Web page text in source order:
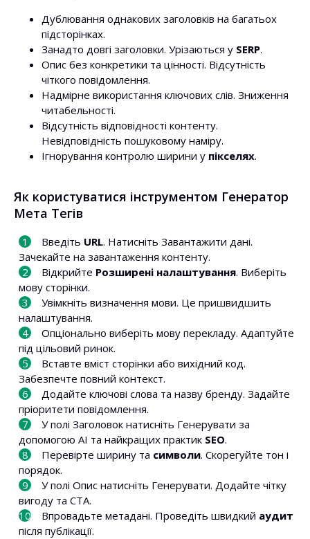
Дублювання однакових заголовків на багатьох
підсторінках.
Занадто довгі заголовки. Урізаються у SERP.
Опис без конкретики та цінності. Відсутність
чіткого повідомлення.
Надмірне використання ключових слів. Зниження
читабельності.
Відсутність відповідності контенту.
Невідповідність пошуковому наміру.
Ігнорування контролю ширини у пікселях.
Як користуватися інструментом Генератор
Мета Тегів
Введіть URL. Натисніть Завантажити дані.
Зачекайте на завантаження контенту.
Відкрийте Розширені налаштування. Виберіть
мову сторінки.
Увімкніть визначення мови. Це пришвидшить
налаштування.
Опціонально виберіть мову перекладу. Адаптуйте
під цільовий ринок.
Вставте вміст сторінки або вихідний код.
Забезпечте повний контекст.
Додайте ключові слова та назву бренду. Задайте
пріоритети повідомлення.
У полі Заголовок натисніть Генерувати за
допомогою AI та найкращих практик SEO.
Перевірте ширину та символи. Скорегуйте тон і
порядок.
У полі Опис натисніть Генерувати. Додайте чітку
вигоду та CTA.
Впровадьте метадані. Проведіть швидкий аудит
після публікації.